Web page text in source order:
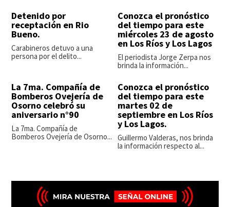
Detenido por
receptación en Rio
Bueno.
Carabineros detuvo a una
persona por el delito...
Conozca el pronóstico
del tiempo para este
miércoles 23 de agosto
en Los Ríos y Los Lagos
El periodista Jorge Zerpa nos
brinda la información...
La 7ma. Compañía de
Bomberos Ovejería de
Osorno celebró su
aniversario n°90
La 7ma. Compañía de
Bomberos Ovejería de Osorno...
Conozca el pronóstico
del tiempo para este
martes 02 de
septiembre en Los Ríos
y Los Lagos.
Guillermo Valderas, nos brinda
la información respecto al...